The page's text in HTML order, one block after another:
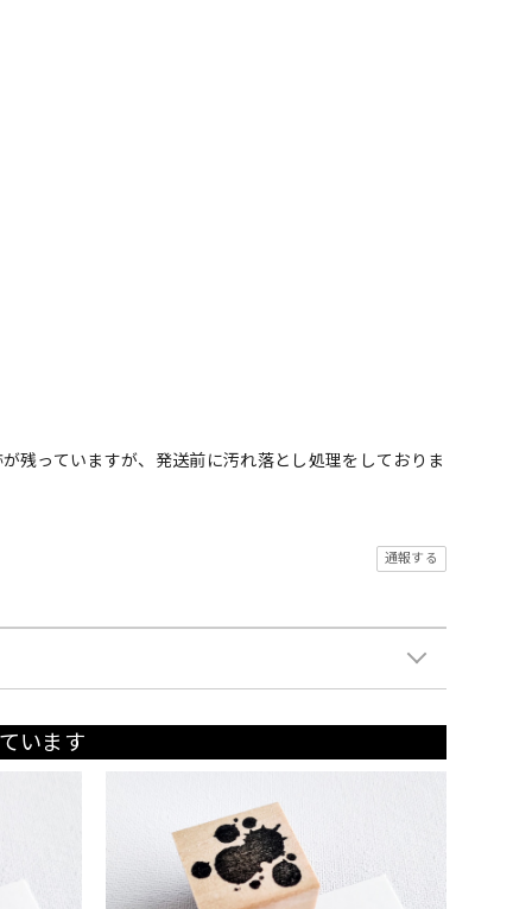
残っていますが、発送前に汚れ落とし処理をしておりま
通報する
います